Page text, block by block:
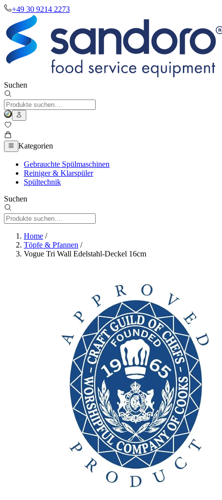
+49 30 9214 2273
Suchen
Kategorien
Gebrauchte Spülmaschinen
Reiniger & Klarspüler
Spültechnik
Suchen
Home /
Töpfe & Pfannen /
Vogue Tri Wall Edelstahl-Deckel 16cm